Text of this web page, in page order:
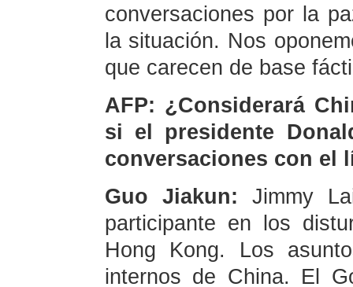
conversaciones por la
la situación. Nos
que carecen de base
AFP: ¿Considerará
si el presidente
conversaciones con el
Guo Jiakun: Jimmy
participante en los
Hong Kong. Los
internos de China. El